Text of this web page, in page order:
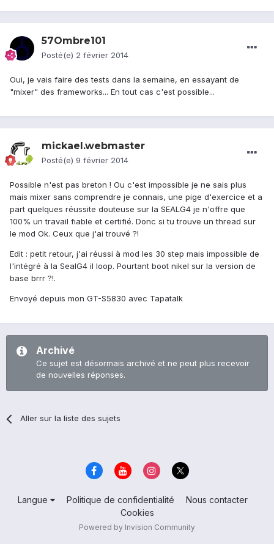
57Ombre101
Posté(e) 2 février 2014
Oui, je vais faire des tests dans la semaine, en essayant de
"mixer" des frameworks... En tout cas c'est possible...
mickael.webmaster
Posté(e) 9 février 2014
Possible n'est pas breton ! Ou c'est impossible je ne sais plus
mais mixer sans comprendre je connais, une pige d'exercice et a
part quelques réussite douteuse sur la SEALG4 je n'offre que
100% un travail fiable et certifié. Donc si tu trouve un thread sur
le mod Ok. Ceux que j'ai trouvé ?!
Edit : petit retour, j'ai réussi à mod les 30 step mais impossible de
l'intégré à la SealG4 il loop. Pourtant boot nikel sur la version de
base brrr ?!.
Envoyé depuis mon GT-S5830 avec Tapatalk
Archivé
Ce sujet est désormais archivé et ne peut plus recevoir
de nouvelles réponses.
Aller sur la liste des sujets
Langue Politique de confidentialité
Nous contacter
Cookies
Powered by Invision Community